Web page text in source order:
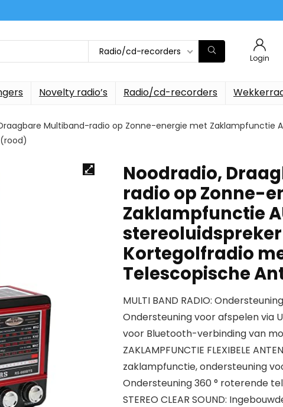
Radio/cd-recorders
Login
Novelty radio’s Radio/cd-recorders
Multiband-radio op Zonne-energie met Zaklampfunctie
Noodradio,
radio op Zonne-
Zaklampfunctie
stereoluidspreker
Kortegolfradio
Telescopische
MULTI BAND RADIO:
Ondersteuning voor afspelen via
voor Bluetooth-verbinding van
ZAKLAMPFUNCTIE FLEXIBELE
zaklampfunctie, ondersteuning
Ondersteuning 360 ° roterende
STEREO CLEAR SOUND: